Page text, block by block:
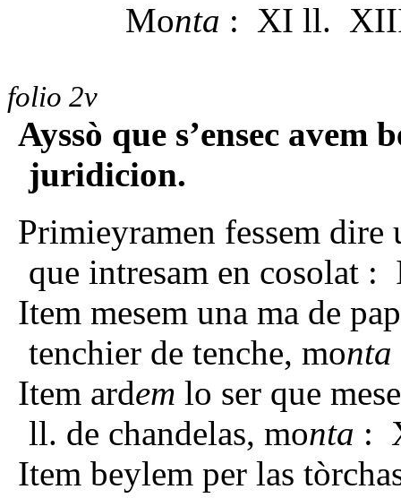
Monta : XI ll.
folio 2v
Ayssò que s’ensec avem
juridicion.
Primieyramen fessem dire
que intresam en cosolat
Item mesem una ma de
tenchier de tenche, monta
Item ardem lo ser que
ll. de chandelas, monta :
Item beylem per las